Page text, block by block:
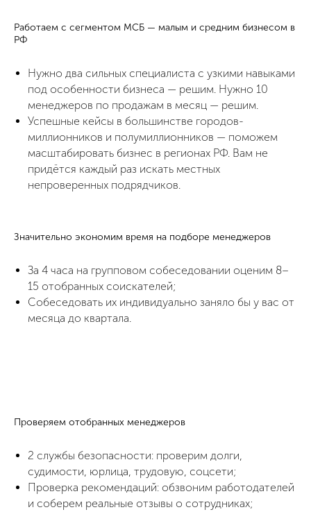
Работаем с сегментом МСБ — малым и средним бизнесом в
РФ
Нужно два сильных специалиста с узкими навыками
под особенности бизнеса — решим. Нужно 10
менеджеров по продажам в месяц — решим.
Успешные кейсы в большинстве городов-
миллионников и полумиллионников — поможем
масштабировать бизнес в регионах РФ. Вам не
придётся каждый раз искать местных
непроверенных подрядчиков.
Значительно экономим время на подборе менеджеров
За 4 часа на групповом собеседовании оценим 8–
15 отобранных соискателей;
Собеседовать их индивидуально заняло бы у вас от
месяца до квартала.
Проверяем отобранных менеджеров
2 службы безопасности: проверим долги,
судимости, юрлица, трудовую, соцсети;
Проверка рекомендаций: обзвоним работодателей
и соберем реальные отзывы о сотрудниках;